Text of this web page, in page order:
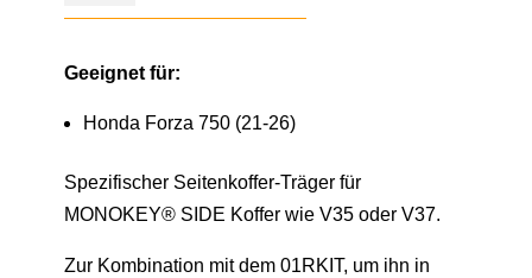
Geeignet für:
Honda Forza 750 (21-26)
Spezifischer Seitenkoffer-Träger für
MONOKEY® SIDE Koffer wie V35 oder V37.
Zur Kombination mit dem 01RKIT, um ihn in